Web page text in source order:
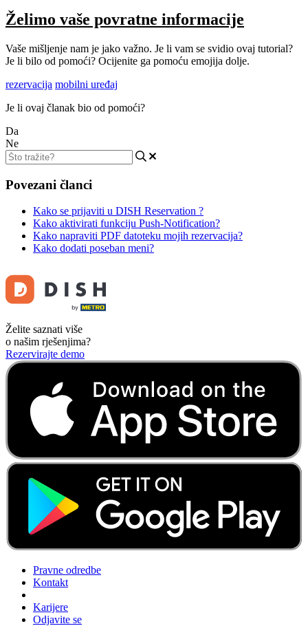
Želimo vaše povratne informacije
Vaše mišljenje nam je jako važno. Je li vam se svidio ovaj tutorial?
Je li bilo od pomoći? Ocijenite ga pomoću emojija dolje.
rezervacija mobilni uređaj
Je li ovaj članak bio od pomoći?
Da
Ne
Povezani članci
Kako se prijaviti u DISH Reservation ?
Kako aktivirati funkciju Push-Notification?
Kako napraviti PDF datoteku mojih rezervacija?
Kako dodati poseban meni?
Želite saznati više
o našim rješenjima?
Rezervirajte demo
Pravne odredbe
Kontakt
Karijere
Odjavite se